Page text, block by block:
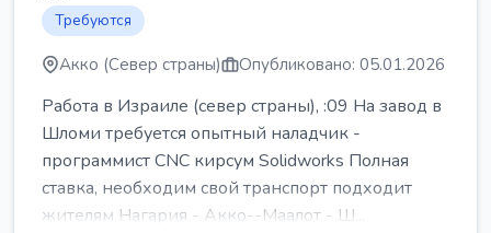
Требуются
Акко (Север страны) Опубликовано: 05.01.2026
Работа в Израиле (север страны), :09 На завод в
Шломи требуется опытный наладчик -
программист CNC кирсум Solidworks Полная
ставка, необходим свой транспорт подходит
жителям Нагария - Акко--Маалот - Ш...